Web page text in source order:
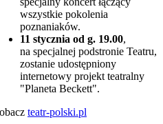
wszystkie pokolenia
poznaniaków.
11 stycznia od g. 19.00,
na specjalnej podstronie Teatru,
zostanie udostępniony
internetowy projekt teatralny
"Planeta Beckett".
teatr-polski.pl